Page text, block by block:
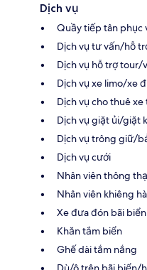
Dịch vụ
Quầy tiếp tân phục
Dịch vụ tư vấn/hỗ
Dịch vụ hỗ trợ tour/
Dịch vụ xe limo/xe
Dịch vụ cho thuê
Dịch vụ giặt ủi/giặt
Dịch vụ trông giữ/
Dịch vụ cưới
Nhân viên thông
Nhân viên khiêng
Xe đưa đón bãi biển
Khăn tắm biển
Ghế dài tắm nắng